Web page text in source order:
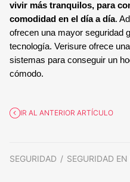
vivir más tranquilos, para
comodidad en el día a día.
ofrecen una mayor seguridad
tecnología. Verisure ofrece
sistemas para conseguir un
cómodo.
IR AL ANTERIOR ARTÍCULO
SEGURIDAD SEGURIDAD